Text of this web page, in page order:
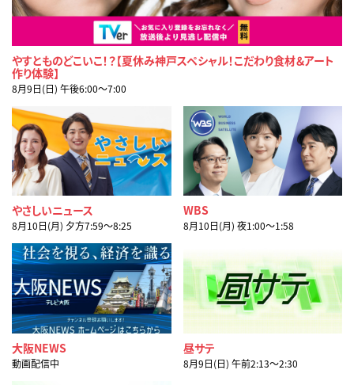
やすとものどこいこ！？【夏休み神戸スペシャル！こだわり食材＆アート
作り体験】
8月9日(日) 午後6:00〜7:00
やさしいニュース
8月10日(月) 夕方7:59〜8:25
WBS
8月10日(月) 夜1:00〜1:58
大阪NEWS
動画配信中
昼サテ
8月9日(日) 午前2:13〜2:30